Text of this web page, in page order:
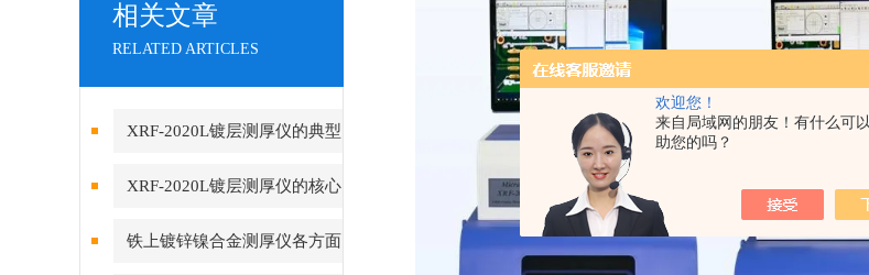
欢迎您！
来自局域网的朋友！有什么可
助您的吗？
相关文章
RELATED ARTICLES
XRF-2020L镀层测厚仪的典型
应用场景与落地价值
XRF-2020L镀层测厚仪的核心
功能与工业检测价值
铁上镀锌镍合金测厚仪各方面